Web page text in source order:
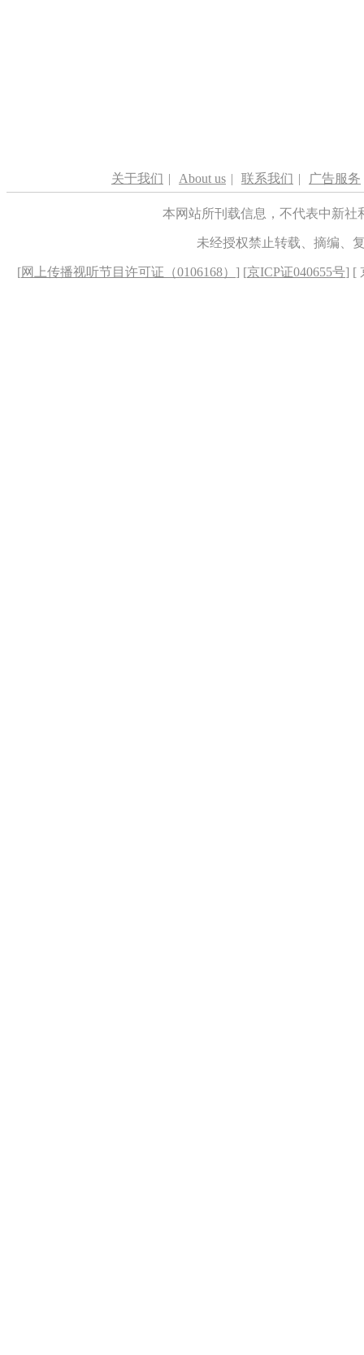
关于我们 | About us | 联系我们 | 广告服务
本网站所刊载信息，不代表中新
未经授权禁止转载、摘编、
[网上传播视听节目许可证（0106168） ] [京ICP证040655号] [